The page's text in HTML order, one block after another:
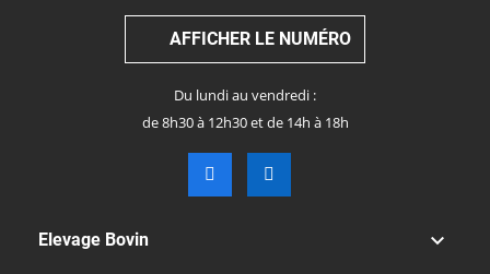
AFFICHER LE NUMÉRO
Du lundi au vendredi :
de 8h30 à 12h30 et de 14h à 18h
Elevage Bovin 